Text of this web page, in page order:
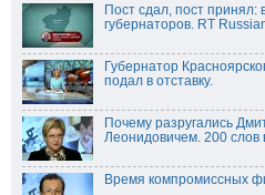
Пост сдал, пост принял:
губернаторов. RT
Губернатор
подал в отставку.
Почему разругались
Леонидовичем. 200 слов
Время компромиссных